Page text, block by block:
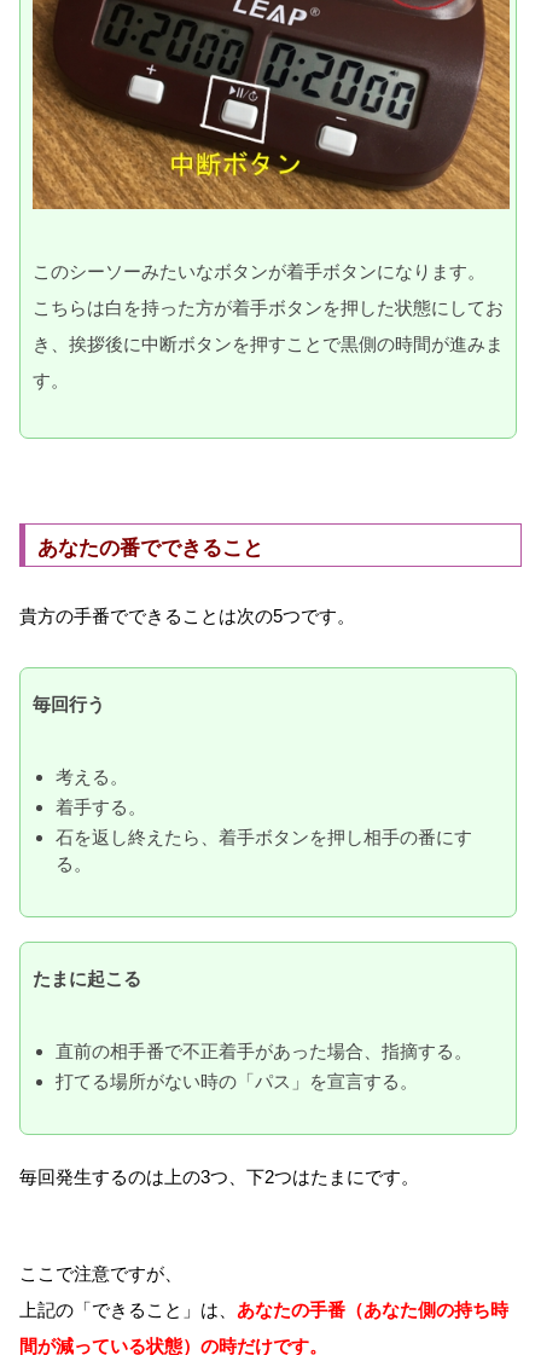
このシーソーみたいなボタンが着手ボタンになります。
こちらは白を持った方が着手ボタンを押した状態にしてお
き、挨拶後に中断ボタンを押すことで黒側の時間が進みま
す。
あなたの番でできること
貴方の手番でできることは次の5つです。
毎回行う
考える。
着手する。
石を返し終えたら、着手ボタンを押し相手の番にす
る。
たまに起こる
直前の相手番で不正着手があった場合、指摘する。
打てる場所がない時の「パス」を宣言する。
毎回発生するのは上の3つ、下2つはたまにです。
ここで注意ですが、
上記の「できること」は、 あなたの手番（あなた側の持ち時
間が減っている状態）の時だけです。